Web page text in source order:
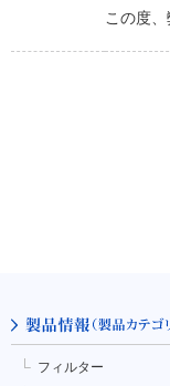
この度
フィルター